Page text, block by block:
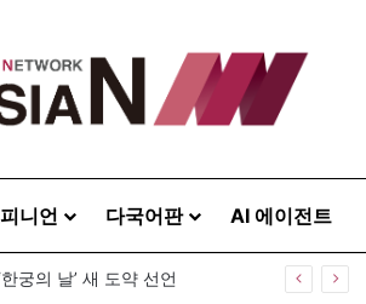
니언 다국어판 AI 에이전트
궁의 날’ 새 도약 선언